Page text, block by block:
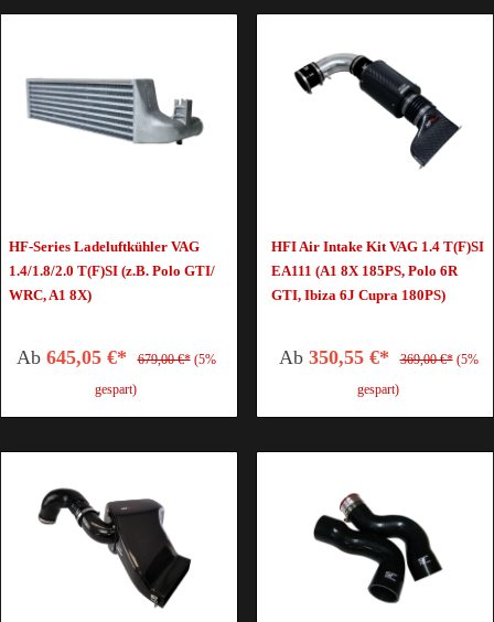
HF-Series Ladeluftkühler VAG
1.4/1.8/2.0 T(F)SI (z.B. Polo GTI/
WRC, A1 8X)
Ab 645,05 €* 679,00 €* (5%
gespart)
HFI Air Intake Kit VAG 1.4 T(F)SI
EA111 (A1 8X 185PS, Polo 6R
GTI, Ibiza 6J Cupra 180PS)
Ab 350,55 €* 369,00 €* (5%
gespart)